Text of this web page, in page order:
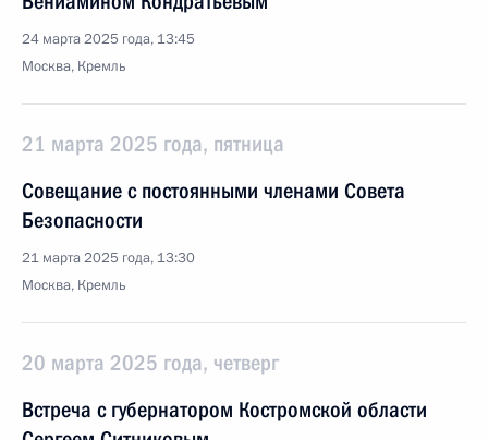
24 марта 2025 года, 13:45
Москва, Кремль
21 марта 2025 года, пятница
Совещание с постоянными членами Совета
Безопасности
21 марта 2025 года, 13:30
Москва, Кремль
20 марта 2025 года, четверг
Встреча с губернатором Костромской области